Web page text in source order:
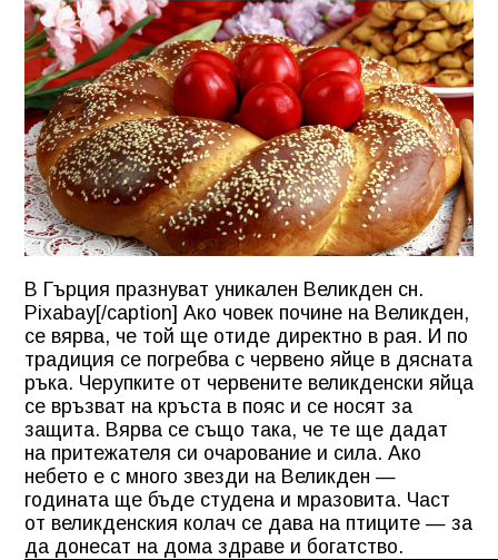
В Гърция празнуват уникален Великден сн.
Pixabay[/caption] Ако човек почине на Великден,
се вярва, че той ще отиде директно в рая. И по
традиция се погребва с червено яйце в дясната
ръка. Черупките от червените великденски яйца
се връзват на кръста в пояс и се носят за
защита. Вярва се също така, че те ще дадат
на притежателя си очарование и сила. Ако
небето е с много звезди на Великден —
годината ще бъде студена и мразовита. Част
от великденския колач се дава на птиците — за
да донесат на дома здраве и богатство.